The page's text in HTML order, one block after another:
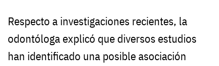
Respecto a investigaciones recientes, la
odontóloga explicó que diversos estudios
han identificado una posible asociación